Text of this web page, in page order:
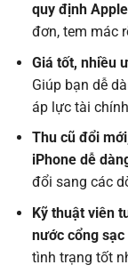
quy định
đơn, tem mác
Giá tốt, nhiều
Giúp bạn dễ
áp lực tài
Thu cũ đổi
iPhone dễ
đổi sang các
Kỹ thuật viên
nước cổng sạc
tình trạng tốt